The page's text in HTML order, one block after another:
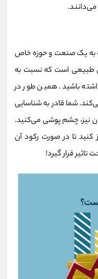
می‌دانند.
به یک صنعت و حوزه خاص
طبیعی است که نسبت به
باشید. همین طور در
شما قادر به شناسایی
نیز، چشم پوشی می‌کنید.
کنید تا در صورت رکود آن
قرار گیرد!